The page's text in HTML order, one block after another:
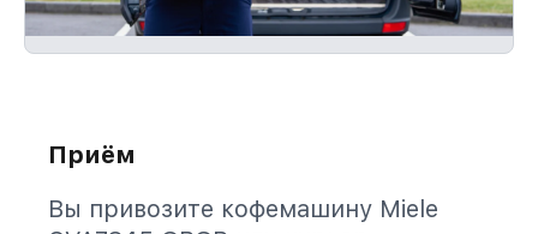
Приём
Вы привозите кофемашину Miele